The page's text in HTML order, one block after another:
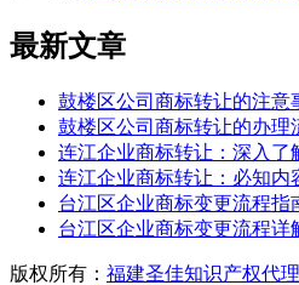
最新文章
鼓楼区公司商标转让的注意
鼓楼区公司商标转让的办理
连江企业商标转让：深入了
连江企业商标转让：必知内
台江区企业商标变更流程指
台江区企业商标变更流程详
版权所有： 福建圣佳知识产权代